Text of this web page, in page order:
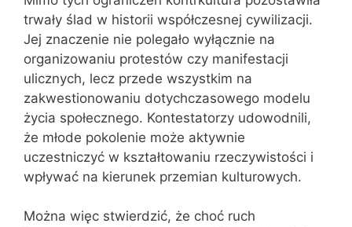
trwały ślad w historii współczesnej cywilizacji.
Jej znaczenie nie polegało wyłącznie na
organizowaniu protestów czy manifestacji
ulicznych, lecz przede wszystkim na
zakwestionowaniu dotychczasowego modelu
życia społecznego. Kontestatorzy udowodnili,
że młode pokolenie może aktywnie
uczestniczyć w kształtowaniu rzeczywistości i
wpływać na kierunek przemian kulturowych.
Można więc stwierdzić, że choć ruch